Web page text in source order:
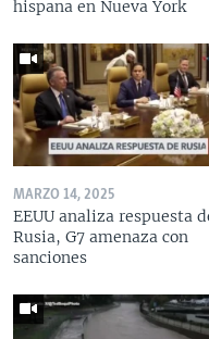
hispana en Nueva York
MARZO 14, 2025
EEUU analiza respuesta
Rusia, G7 amenaza con
sanciones